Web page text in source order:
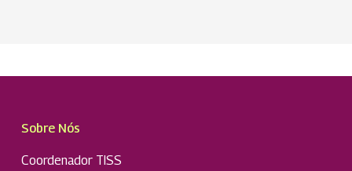
Sobre Nós
Coordenador TISS